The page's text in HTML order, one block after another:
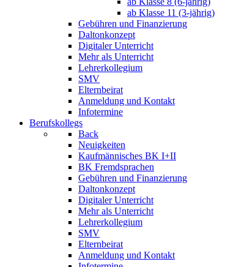
ab Klasse 11 (3-jährig)
Gebühren und Finanzierung
Daltonkonzept
Digitaler Unterricht
Mehr als Unterricht
Lehrerkollegium
SMV
Elternbeirat
Anmeldung und Kontakt
Infotermine
Berufskollegs
Back
Neuigkeiten
Kaufmännisches BK I+II
BK Fremdsprachen
Gebühren und Finanzierung
Daltonkonzept
Digitaler Unterricht
Mehr als Unterricht
Lehrerkollegium
SMV
Elternbeirat
Anmeldung und Kontakt